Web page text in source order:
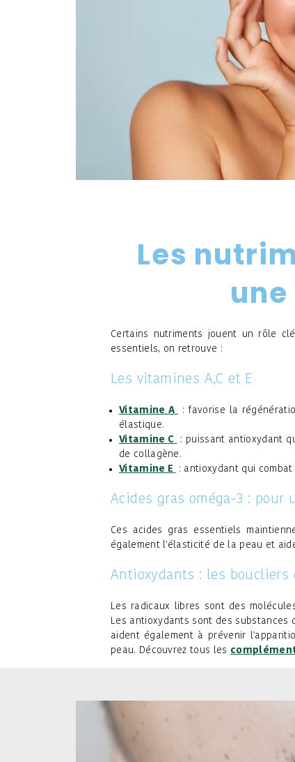
Les
Certains nutriments jouent un rôle
essentiels, on retrouve :
Les vitamines A,C et E
Vitamine A
: favorise la
élastique.
Vitamine C
: puissant antioxydant
de collagène.
Vitamine E
: antioxydant qui
Acides gras oméga-3 : pour
Ces acides gras essentiels
également l'élasticité de la peau et
Antioxydants : les boucliers
Les radicaux libres sont des
Les antioxydants sont des
aident également à prévenir
peau. Découvrez tous les